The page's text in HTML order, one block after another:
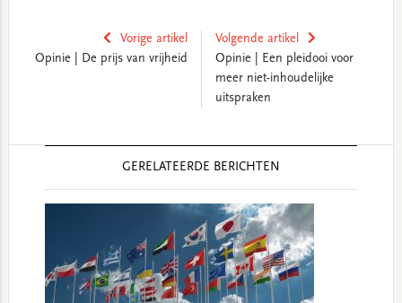
Vorige artikel
Opinie | De prijs van vrijheid
Volgende artikel
Opinie | Een pleidooi voor
meer niet-inhoudelijke
uitspraken
GERELATEERDE BERICHTEN